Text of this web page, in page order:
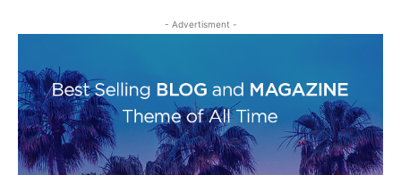
- Advertisment -